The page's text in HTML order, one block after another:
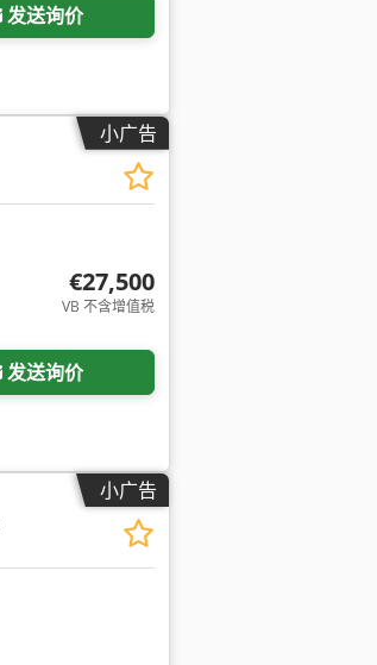
发送询价
小广告
€27,500
VB 不含增值税
发送询价
小广告